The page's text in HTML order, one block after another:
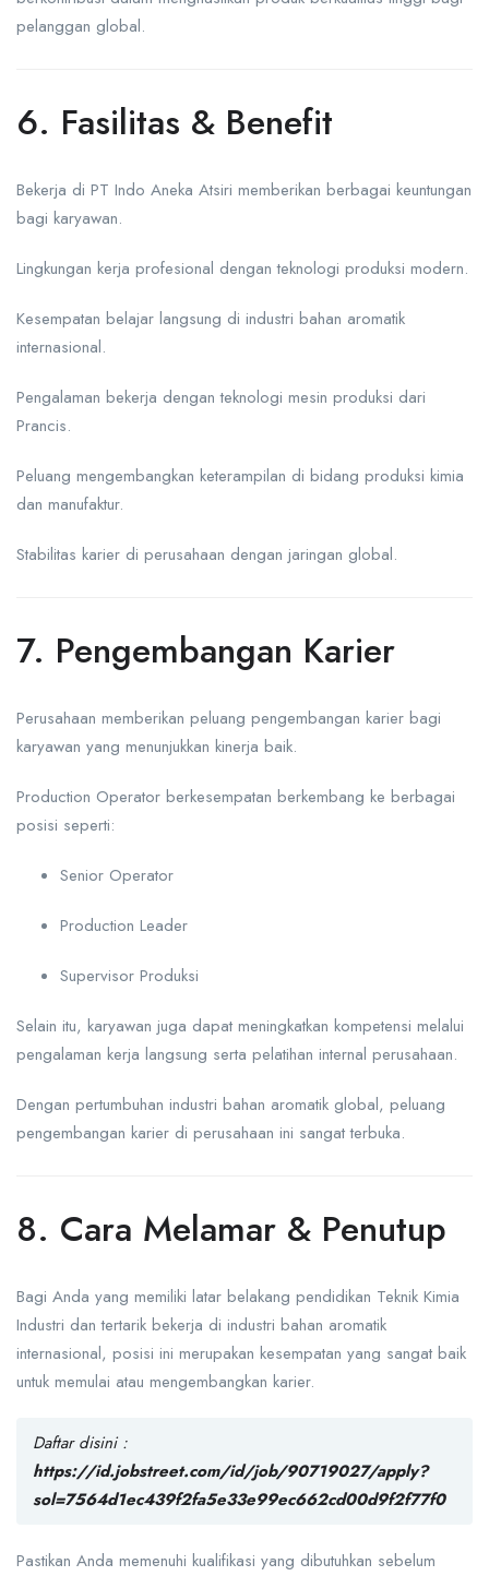
pelanggan global.
6. Fasilitas & Benefit
Bekerja di PT Indo Aneka Atsiri memberikan berbagai keuntungan
bagi karyawan.
Lingkungan kerja profesional dengan teknologi produksi modern.
Kesempatan belajar langsung di industri bahan aromatik
internasional.
Pengalaman bekerja dengan teknologi mesin produksi dari
Prancis.
Peluang mengembangkan keterampilan di bidang produksi kimia
dan manufaktur.
Stabilitas karier di perusahaan dengan jaringan global.
7. Pengembangan Karier
Perusahaan memberikan peluang pengembangan karier bagi
karyawan yang menunjukkan kinerja baik.
Production Operator berkesempatan berkembang ke berbagai
posisi seperti:
Senior Operator
Production Leader
Supervisor Produksi
Selain itu, karyawan juga dapat meningkatkan kompetensi melalui
pengalaman kerja langsung serta pelatihan internal perusahaan.
Dengan pertumbuhan industri bahan aromatik global, peluang
pengembangan karier di perusahaan ini sangat terbuka.
8. Cara Melamar & Penutup
Bagi Anda yang memiliki latar belakang pendidikan Teknik Kimia
Industri dan tertarik bekerja di industri bahan aromatik
internasional, posisi ini merupakan kesempatan yang sangat baik
untuk memulai atau mengembangkan karier.
Daftar disini :
https://id.jobstreet.com/id/job/90719027/apply?
sol=7564d1ec439f2fa5e33e99ec662cd00d9f2f77f0
Pastikan Anda memenuhi kualifikasi yang dibutuhkan sebelum